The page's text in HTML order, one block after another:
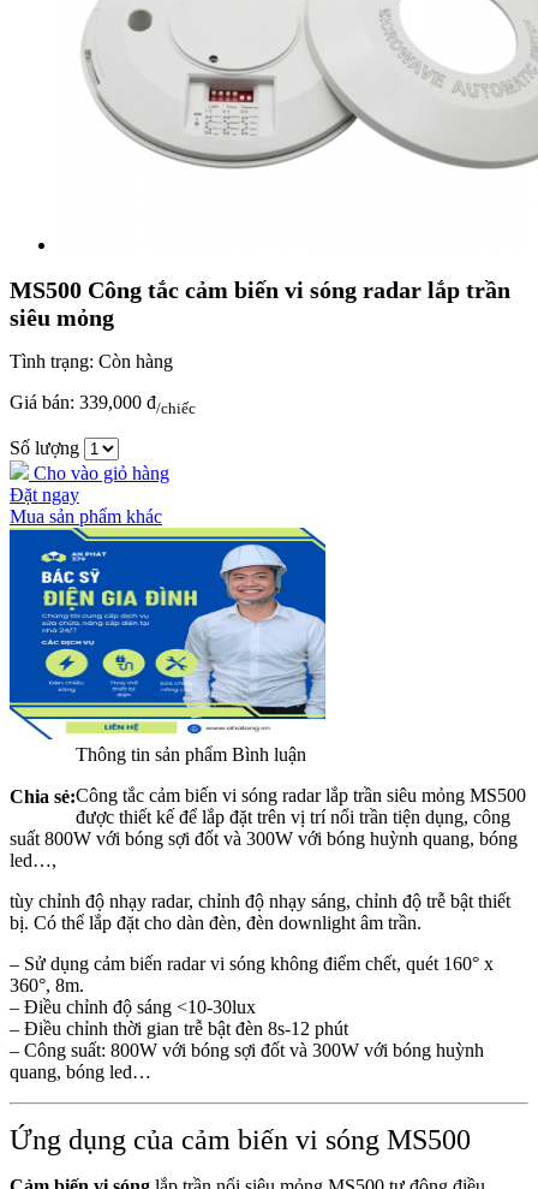
MS500 Công tắc cảm biến vi sóng radar lắp trần
siêu mỏng
Tình trạng: Còn hàng
Giá bán: 339,000 đ/chiếc
Số lượng
Cho vào giỏ hàng
Đặt ngay
Mua sản phẩm khác
Chia sẻ:
Thông tin sản phẩm Bình luận
Công tắc cảm biến vi sóng radar lắp trần siêu mỏng MS500
được thiết kế để lắp đặt trên vị trí nổi trần tiện dụng, công
suất 800W với bóng sợi đốt và 300W với bóng huỳnh quang, bóng
led…,
tùy chỉnh độ nhạy radar, chỉnh độ nhạy sáng, chỉnh độ trễ bật thiết
bị. Có thể lắp đặt cho dàn đèn, đèn downlight âm trần.
– Sử dụng cảm biến radar vi sóng không điểm chết, quét 160° x
360°, 8m.
– Điều chỉnh độ sáng <10-30lux
– Điều chỉnh thời gian trễ bật đèn 8s-12 phút
– Công suất: 800W với bóng sợi đốt và 300W với bóng huỳnh
quang, bóng led…
Ứng dụng của cảm biến vi sóng MS500